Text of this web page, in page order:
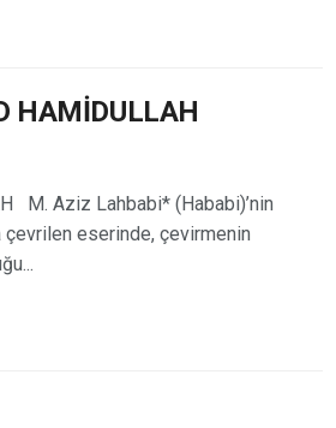
HAMİDULLAH
M. Aziz Lahbabi* (Hababi)’nin
eserinde, çevirmenin